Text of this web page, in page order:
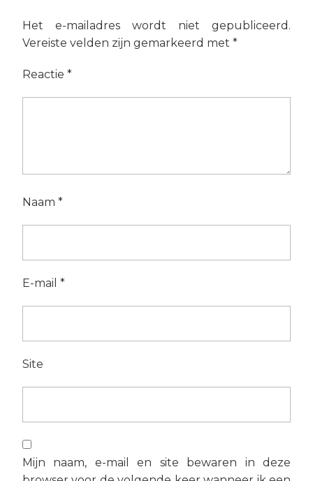
Het e-mailadres wordt niet gepubliceerd.
Vereiste velden zijn gemarkeerd met *
Reactie *
Naam *
E-mail *
Site
Mijn naam, e-mail en site bewaren in deze